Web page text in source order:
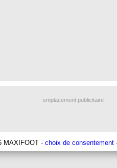
emplacement publicitaire
MAXIFOOT - choix de consentement